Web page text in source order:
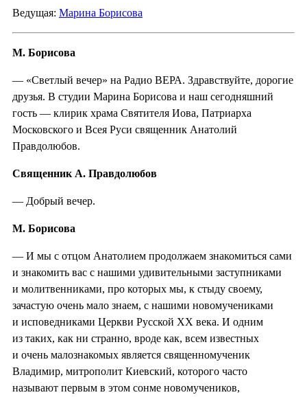
Ведущая: Марина Борисова
М. Борисова
— «Светлый вечер» на Радио ВЕРА. Здравствуйте, дорогие
друзья. В студии Марина Борисова и наш сегодняшний
гость — клирик храма Святителя Иова, Патриарха
Московского и Всея Руси священник Анатолий
Правдолюбов.
Священник А. Правдолюбов
— Добрый вечер.
М. Борисова
— И мы с отцом Анатолием продолжаем знакомиться сами
и знакомить вас с нашими удивительными заступниками
и молитвенниками, про которых мы, к стыду своему,
зачастую очень мало знаем, с нашими новомучениками
и исповедниками Церкви Русской ХХ века. И одним
из таких, как ни странно, вроде как, всем известных
и очень малознакомых является священномученик
Владимир, митрополит Киевский, которого часто
называют первым в этом сонме новомучеников,